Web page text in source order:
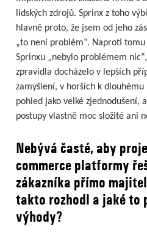
lidských zdrojů. Sprinx z toho
hlavně proto, že jsem od jeho
„to není problém“. Naproti
Sprinxu „nebylo problémem
zpravidla docházelo v lepších
zamyšlení, v horších k
pohled jako velké zjednodušení,
postupy vlastně moc složité ani
Nebývá časté, aby
commerce platformy
zákazníka přímo
takto rozhodl a jaké to
výhody?